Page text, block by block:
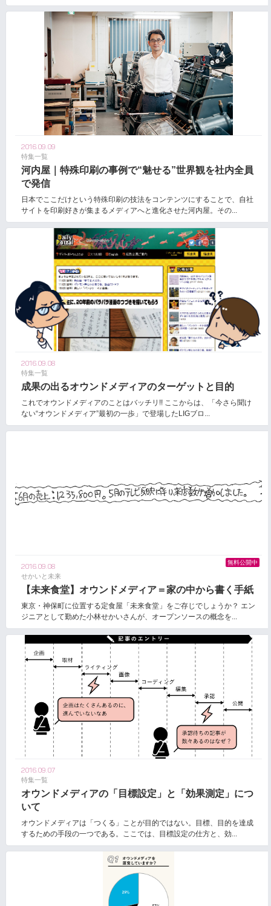
2016.09.09
特集一覧
河内屋｜特殊印刷の事例で“魅せる”世界観を社内全員
で発信
日本でここだけという特殊印刷の技法をコンテンツにすることで、自社
サイトを印刷好きが集まるメディアへと進化させた河内屋。その...
2016.09.08
特集一覧
成果の出るオウンドメディアのターゲットと目的
これでオウンドメディアのことはバッチリ!! ここからは、「今さら聞け
ない“オウンドメディア”最初の一歩」で登場したLIGブロ...
2016.09.08
せかいと未来
【未来食堂】オウンドメディア＝家の中から書く手紙
東京・神保町に位置する定食屋「未来食堂」をご存じでしょうか？ エン
ジニアとして勤めた小林せかいさんが、オープンソースの概念を...
無料公開中
2016.09.07
特集一覧
オウンドメディアの「目標設定」と「効果測定」につ
いて
オウンドメディアは「つくる」ことが目的ではない。目標、目的を達成
するための手段の一つである。ここでは、目標設定の仕方と、効...